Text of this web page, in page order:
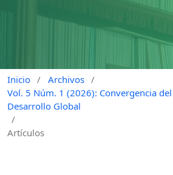
Inicio / Archivos /
Vol. 5 Núm. 1 (2026): Convergencia
Desarrollo Global
/
Artículos